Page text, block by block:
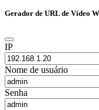
Gerador de URL de Vídeo
IP
Nome de usuário
Senha